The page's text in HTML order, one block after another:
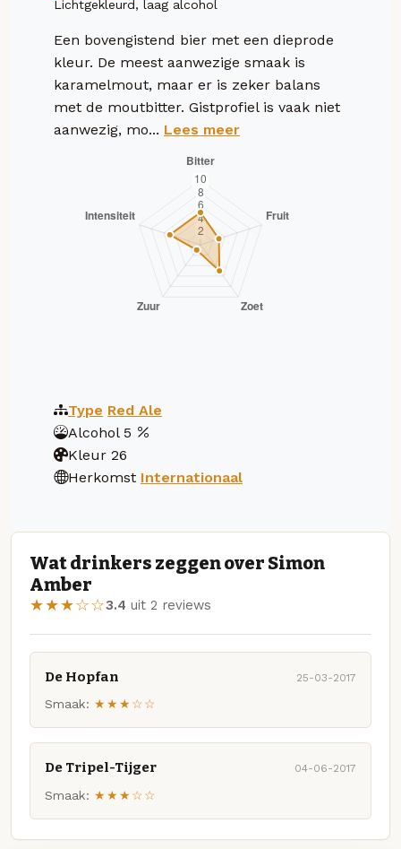
Lichtgekleurd, laag alcohol
Een bovengistend bier met een dieprode
kleur. De meest aanwezige smaak is
karamelmout, maar er is zeker balans
met de moutbitter. Gistprofiel is vaak niet
aanwezig, mo... Lees meer
Type Red Ale
Alcohol 5
Kleur 26
Herkomst Internationaal
Wat drinkers zeggen over Simon
Amber
★★★☆☆3.4 uit 2 reviews
De Hopfan 25-03-2017
Smaak: ★★★☆☆
De Tripel-Tijger 04-06-2017
Smaak: ★★★☆☆